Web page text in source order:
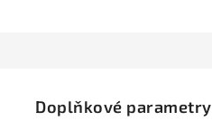
Doplňkové parametry